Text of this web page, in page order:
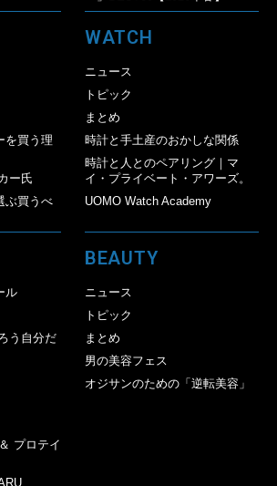
を買う理
ー氏
ぶ買うべ
WATCH
ニュース
トピック
まとめ
時計と手土産のおかしな関係
時計と人とのペアリング｜マ
イ・プライベート・アワーズ。
UOMO Watch Academy
ル
う自分だ
プロテイ
BEAUTY
ニュース
トピック
まとめ
男の美容フェス
オジサンのための「逆転美容」